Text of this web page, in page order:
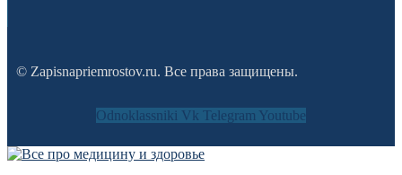
© Zapisnapriemrostov.ru. Все права защищены.
Odnoklassniki Vk Telegram Youtube